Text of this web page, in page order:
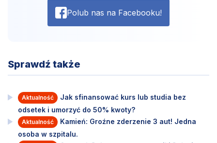
Polub nas na Facebooku!
Sprawdź także
Aktualność
Jak sfinansować kurs lub studia bez
odsetek i umorzyć do 50% kwoty?
Aktualność
Kamień: Groźne zderzenie 3 aut! Jedna
osoba w szpitalu.